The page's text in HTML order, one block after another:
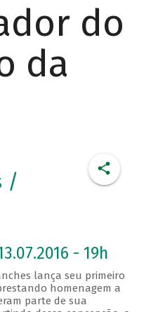
do
da
/
- 19h
lança seu primeiro
homenagem a
parte de sua